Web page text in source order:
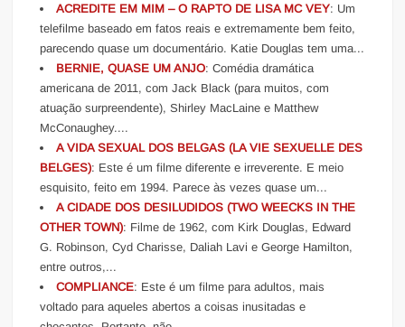
ACREDITE EM MIM – O RAPTO DE LISA MC VEY: Um
telefilme baseado em fatos reais e extremamente bem feito,
parecendo quase um documentário. Katie Douglas tem uma...
BERNIE, QUASE UM ANJO: Comédia dramática
americana de 2011, com Jack Black (para muitos, com
atuação surpreendente), Shirley MacLaine e Matthew
McConaughey....
A VIDA SEXUAL DOS BELGAS (LA VIE SEXUELLE DES
BELGES): Este é um filme diferente e irreverente. E meio
esquisito, feito em 1994. Parece às vezes quase um...
A CIDADE DOS DESILUDIDOS (TWO WEECKS IN THE
OTHER TOWN): Filme de 1962, com Kirk Douglas, Edward
G. Robinson, Cyd Charisse, Daliah Lavi e George Hamilton,
entre outros,...
COMPLIANCE: Este é um filme para adultos, mais
voltado para aqueles abertos a coisas inusitadas e